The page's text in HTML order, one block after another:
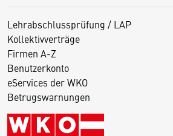
Lehrabschlussprüfung / LAP
Kollektivverträge
Firmen A-Z
Benutzerkonto
eServices der WKO
Betrugswarnungen